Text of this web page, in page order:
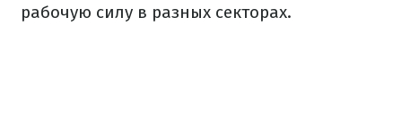
рабочую силу в разных секторах.